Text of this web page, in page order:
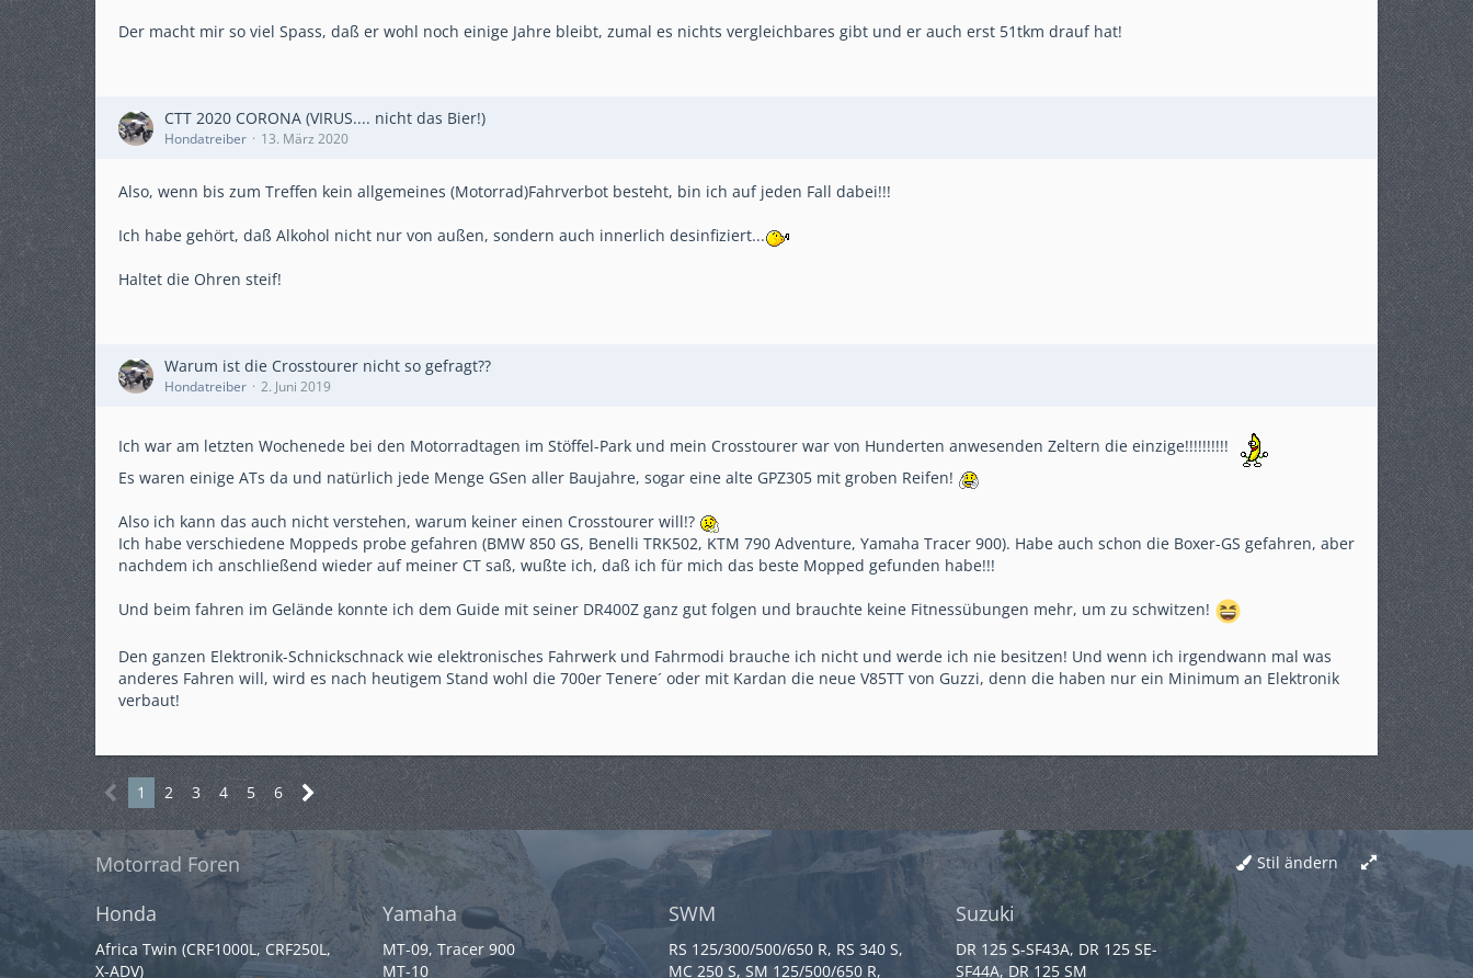
Der macht mir so viel Spass, daß er wohl noch einige Jahre bleibt, zumal es nichts vergleichbares gibt und er auch erst 51tkm drauf hat!
CTT 2020 CORONA (VIRUS.... nicht das Bier!)
Hondatreiber 13. März 2020
Also, wenn bis zum Treffen kein allgemeines (Motorrad)Fahrverbot besteht, bin ich auf jeden Fall dabei!!!
Ich habe gehört, daß Alkohol nicht nur von außen, sondern auch innerlich desinfiziert...
Haltet die Ohren steif!
Warum ist die Crosstourer nicht so gefragt??
Hondatreiber 2. Juni 2019
Ich war am letzten Wochenede bei den Motorradtagen im Stöffel-Park und mein Crosstourer war von Hunderten anwesenden Zeltern die einzige!!!!!!!!!!
Es waren einige ATs da und natürlich jede Menge GSen aller Baujahre, sogar eine alte GPZ305 mit groben Reifen!
Also ich kann das auch nicht verstehen, warum keiner einen Crosstourer will!?
Ich habe verschiedene Moppeds probe gefahren (BMW 850 GS, Benelli TRK502, KTM 790 Adventure, Yamaha Tracer 900). Habe auch schon die Boxer-GS gefahren, aber
nachdem ich anschließend wieder auf meiner CT saß, wußte ich, daß ich für mich das beste Mopped gefunden habe!!!
Und beim fahren im Gelände konnte ich dem Guide mit seiner DR400Z ganz gut folgen und brauchte keine Fitnessübungen mehr, um zu schwitzen!
Den ganzen Elektronik-Schnickschnack wie elektronisches Fahrwerk und Fahrmodi brauche ich nicht und werde ich nie besitzen! Und wenn ich irgendwann mal was
anderes Fahren will, wird es nach heutigem Stand wohl die 700er Tenere´ oder mit Kardan die neue V85TT von Guzzi, denn die haben nur ein Minimum an Elektronik
verbaut!
1 2 3 4 5 6
Stil ändern
Motorrad Foren
Honda
Africa Twin (CRF1000L, CRF250L,
X-ADV)
Yamaha
MT-09, Tracer 900
MT-10
SWM
RS 125/300/500/650 R, RS 340 S,
MC 250 S, SM 125/500/650 R,
Suzuki
DR 125 S-SF43A, DR 125 SE-
SF44A, DR 125 SM